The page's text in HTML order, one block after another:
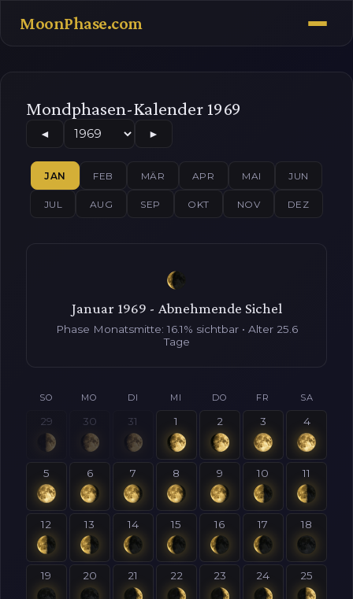
MoonPhase.com
Mondphasen-Kalender 1969
◄ ►
JAN FEB MÄR APR MAI JUN
JUL AUG SEP OKT NOV DEZ
Januar 1969 - Abnehmende Sichel
Phase Monatsmitte: 16.1% sichtbar • Alter 25.6
Tage
SO MO DI MI DO FR SA
29 30 31 1 2 3 4
5 6 7 8 9 10 11
12 13 14 15 16 17 18
19 20 21 22 23 24 25